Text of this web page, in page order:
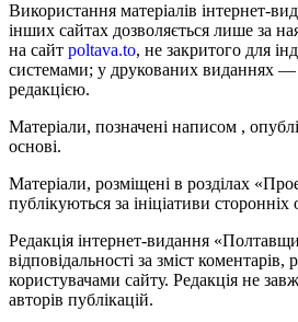
Використання матеріалів інтернет-
інших сайтах дозволяється лише за
на сайт poltava.to, не закритого для
системами; у друкованих виданнях
редакцією.
Матеріали, позначені написом ,
основі.
Матеріали, розміщені в розділах
публікуються за ініціативи
Редакція інтернет-видання
відповідальності за зміст коментарів,
користувачами сайту. Редакція не
авторів публікацій.